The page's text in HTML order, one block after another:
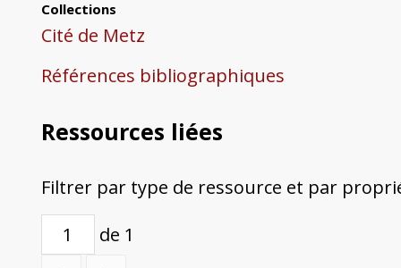
Collections
Cité de Metz
Références bibliographiques
Ressources liées
Filtrer par type de ressource et par
de 1